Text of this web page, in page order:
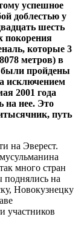
успешное
доблестью у
шесть
покорения
которые 3
метров) в
были пройдены
исключением
2001 года
на нее. Это
путь
на Эверест.
много стран
поднялись на
Новокузнецку
участников